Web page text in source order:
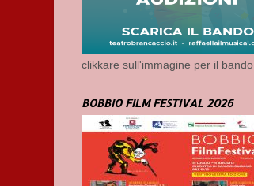
clikkare sull'immagine per il bando
BOBBIO FILM FESTIVAL 2026